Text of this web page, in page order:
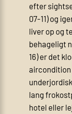
efter
07-11) og
liver op og
behageligt
16) er det
aircondition
lang
hotel eller